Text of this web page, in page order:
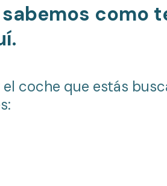
como
coche que estás